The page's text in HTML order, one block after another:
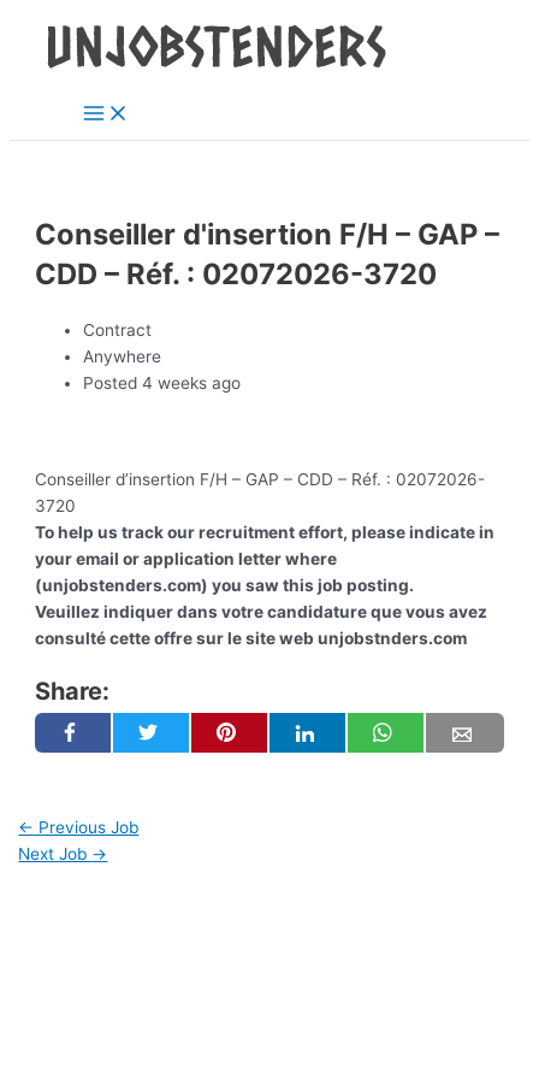
content
Menu
Conseiller d'insertion F/H – GAP –
CDD – Réf. : 02072026-3720
Contract
Anywhere
Posted 4 weeks ago
Conseiller d’insertion F/H – GAP – CDD – Réf. : 02072026-
3720
To help us track our recruitment effort, please indicate in
your email or application letter where
(unjobstenders.com) you saw this job posting.
Veuillez indiquer dans votre candidature que vous avez
consulté cette offre sur le site web unjobstnders.com
Share:
navigation
← Previous Job
Next Job →